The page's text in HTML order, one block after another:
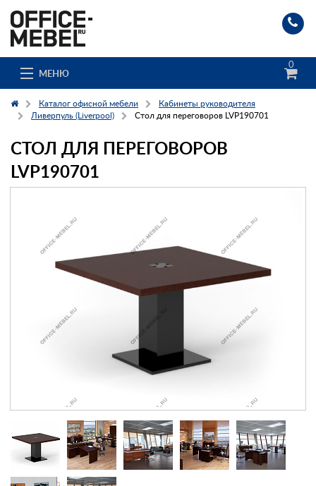
МЕНЮ
0
Каталог
О компании
Гос. заказчикам
Клиенты
Контакты
Заказать обратный звонок
Каталог офисной мебели
Кабинеты руководителя
Ливерпуль (Liverpool)
Стол для переговоров LVP190701
СТОЛ ДЛЯ ПЕРЕГОВОРОВ
LVP190701